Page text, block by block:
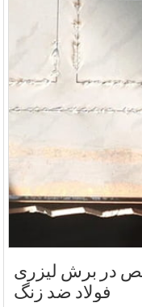
در برش لیزری
فولاد ضد زنگ